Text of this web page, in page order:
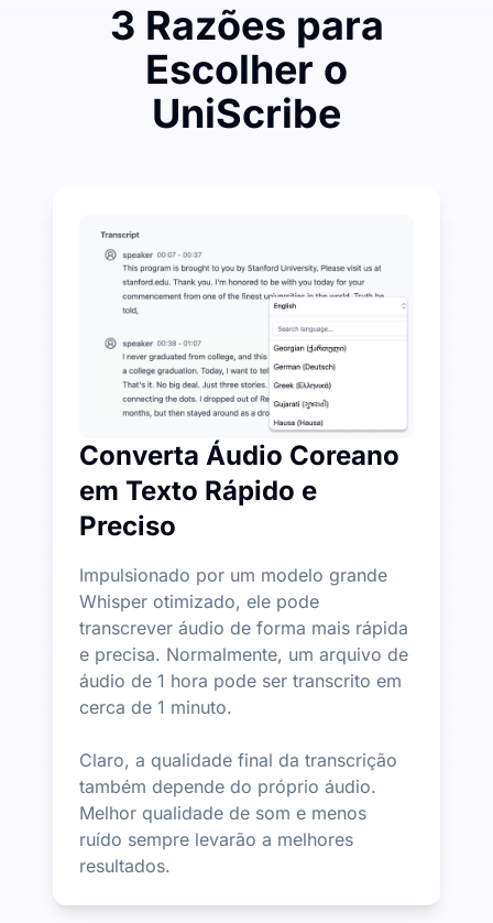
3 Razões para
Escolher o
UniScribe
UniScribe oferece 120 minutos de transcrição
Mais Recursos de IA Disponíveis Além de Áudio
Gere automaticamente resumos, mapas mentais
Converta Áudio Coreano
em Texto Rápido e
Preciso
Impulsionado por um modelo grande
Whisper otimizado, ele pode
transcrever áudio de forma mais rápida
e precisa. Normalmente, um arquivo de
áudio de 1 hora pode ser transcrito em
cerca de 1 minuto.
Claro, a qualidade final da transcrição
também depende do próprio áudio.
Melhor qualidade de som e menos
ruído sempre levarão a melhores
resultados.